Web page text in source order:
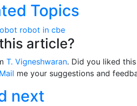
Topics
robot in cbe
article?
T. Vigneshwaran. Did you liked
Mail me your suggestions and
next